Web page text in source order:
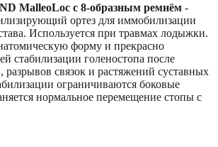
MalleoLoc с 8-образным ремнём -
ортез для иммобилизации
Используется при травмах лодыжки.
форму и прекрасно
стабилизации голеностопа после
разрывов связок и растяжений суставных
ограничиваются боковые
нормальное перемещение стопы с